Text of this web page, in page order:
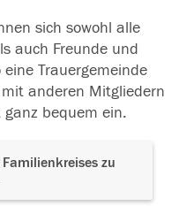
sich sowohl alle
auch Freunde und
Trauergemeinde
anderen Mitgliedern
bequem ein.
zu